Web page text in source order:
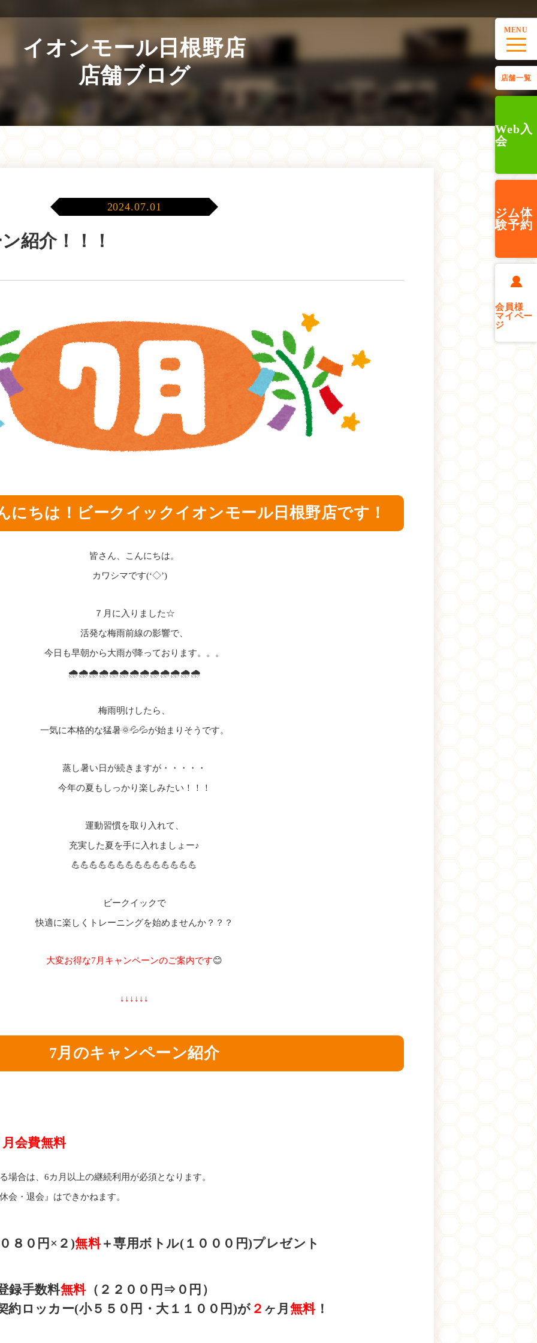
MENU
店舗一覧
Web入
会
ジム体
験予約
会員様
マイペー
ジ
イオンモール日根野店
店舗ブログ
2024.07.01
紹介！！！
にちは！ビークイックイオンモール日根野店です！
皆さん、こんにちは。
カワシマです(‘◇’)ゞ
７月に入りました☆
活発な梅雨前線の影響で、
今日も早朝から大雨が降っております。。。
🌧️🌧️🌧️🌧️🌧️🌧️🌧️🌧️🌧️🌧️🌧️🌧️🌧️
梅雨明けしたら、
一気に本格的な猛暑🌞💦💦が始まりそうです。
蒸し暑い日が続きますが・・・・・
今年の夏もしっかり楽しみたい！！！
運動習慣を取り入れて、
充実した夏を手に入れましょー♪
💪💪💪💪💪💪💪💪💪💪💪💪💪💪
ビークイックで
快適に楽しくトレーニングを始めませんか？？？
大変お得な7月キャンペーンのご案内です😊
↓↓↓↓↓↓
7月のキャンペーン紹介
会費無料
合は、6カ月以上の継続利用が必須となります。
・退会』はできかねます。
８０円×２)無料＋専用ボトル(１０００円)プレゼント
録手数料無料（２２００円⇒０円）
約ロッカー(小５５０円・大１１００円)が ２ ヶ月 無料！